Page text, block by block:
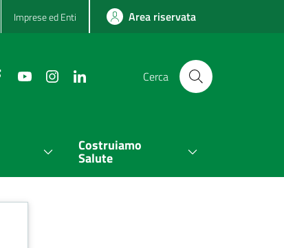
Imprese ed Enti Area riservata
Cerca
Costruiamo
Salute